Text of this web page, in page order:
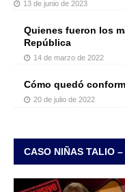
13 de junio de 2023
Quienes fueron los
República
14 de marzo de 2022
Cómo quedó
20 de julio de 2022
CASO NIÑAS TALIO